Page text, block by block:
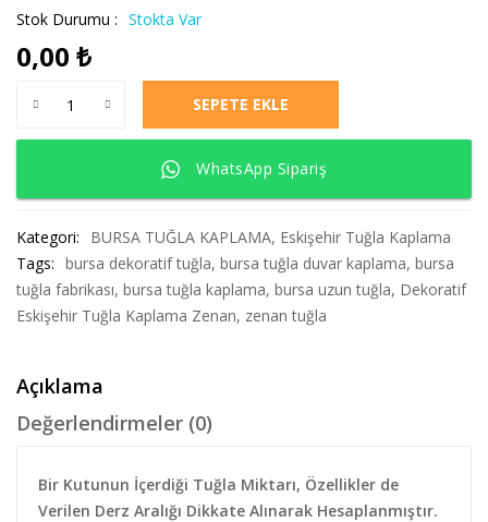
Stok Durumu : Stokta Var
0,00 ₺
SEPETE EKLE
WhatsApp Sipariş
Kategori: BURSA TUĞLA KAPLAMA, Eskişehir Tuğla Kaplama
Tags: bursa dekoratif tuğla, bursa tuğla duvar kaplama, bursa
tuğla fabrikası, bursa tuğla kaplama, bursa uzun tuğla, Dekoratif
Eskişehir Tuğla Kaplama Zenan, zenan tuğla
Açıklama
Değerlendirmeler (0)
Bir Kutunun İçerdiği Tuğla Miktarı, Özellikler de
Verilen Derz Aralığı Dikkate Alınarak Hesaplanmıştır.